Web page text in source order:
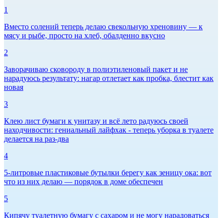
1
Вместо солений теперь делаю свекольную хреновину — к
мясу и рыбе, просто на хлеб, обалденно вкусно
2
Заворачиваю сковороду в полиэтиленовый пакет и не
нарадуюсь результату: нагар отлетает как пробка, блестит как
новая
3
Клею лист бумаги к унитазу и всё лето радуюсь своей
находчивости: гениальный лайфхак - теперь уборка в туалете
делается на раз-два
4
5-литровые пластиковые бутылки берегу как зеницу ока: вот
что из них делаю — порядок в доме обеспечен
5
Кипячу туалетную бумагу с сахаром и не могу нарадоваться